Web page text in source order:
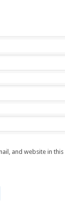
and website in